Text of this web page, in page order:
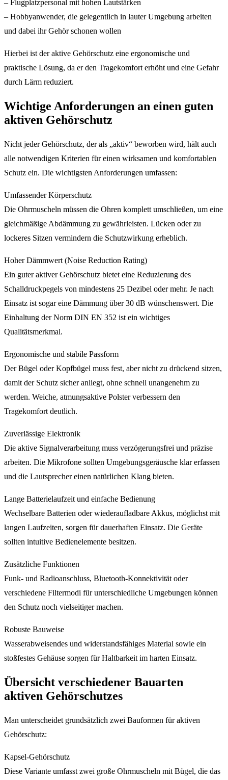
– Flugplatzpersonal mit hohen Lautstärken
– Hobbyanwender, die gelegentlich in lauter Umgebung arbeiten
und dabei ihr Gehör schonen wollen
Hierbei ist der aktive Gehörschutz eine ergonomische und
praktische Lösung, da er den Tragekomfort erhöht und eine Gefahr
durch Lärm reduziert.
Wichtige Anforderungen an einen guten
aktiven Gehörschutz
Nicht jeder Gehörschutz, der als „aktiv“ beworben wird, hält auch
alle notwendigen Kriterien für einen wirksamen und komfortablen
Schutz ein. Die wichtigsten Anforderungen umfassen:
Umfassender Körperschutz
Die Ohrmuscheln müssen die Ohren komplett umschließen, um eine
gleichmäßige Abdämmung zu gewährleisten. Lücken oder zu
lockeres Sitzen vermindern die Schutzwirkung erheblich.
Hoher Dämmwert (Noise Reduction Rating)
Ein guter aktiver Gehörschutz bietet eine Reduzierung des
Schalldruckpegels von mindestens 25 Dezibel oder mehr. Je nach
Einsatz ist sogar eine Dämmung über 30 dB wünschenswert. Die
Einhaltung der Norm DIN EN 352 ist ein wichtiges
Qualitätsmerkmal.
Ergonomische und stabile Passform
Der Bügel oder Kopfbügel muss fest, aber nicht zu drückend sitzen,
damit der Schutz sicher anliegt, ohne schnell unangenehm zu
werden. Weiche, atmungsaktive Polster verbessern den
Tragekomfort deutlich.
Zuverlässige Elektronik
Die aktive Signalverarbeitung muss verzögerungsfrei und präzise
arbeiten. Die Mikrofone sollten Umgebungsgeräusche klar erfassen
und die Lautsprecher einen natürlichen Klang bieten.
Lange Batterielaufzeit und einfache Bedienung
Wechselbare Batterien oder wiederaufladbare Akkus, möglichst mit
langen Laufzeiten, sorgen für dauerhaften Einsatz. Die Geräte
sollten intuitive Bedienelemente besitzen.
Zusätzliche Funktionen
Funk- und Radioanschluss, Bluetooth-Konnektivität oder
verschiedene Filtermodi für unterschiedliche Umgebungen können
den Schutz noch vielseitiger machen.
Robuste Bauweise
Wasserabweisendes und widerstandsfähiges Material sowie ein
stoßfestes Gehäuse sorgen für Haltbarkeit im harten Einsatz.
Übersicht verschiedener Bauarten
aktiven Gehörschutzes
Man unterscheidet grundsätzlich zwei Bauformen für aktiven
Gehörschutz:
Kapsel-Gehörschutz
Diese Variante umfasst zwei große Ohrmuscheln mit Bügel, die das